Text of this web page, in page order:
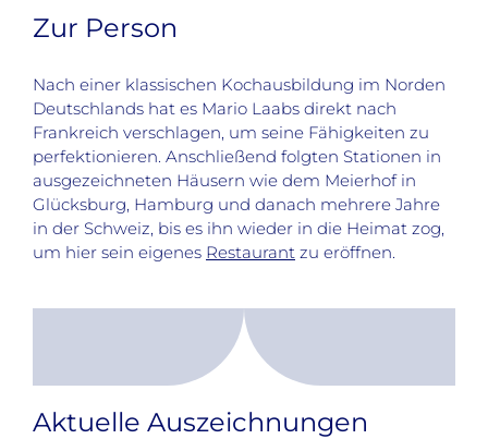
Zur Person
Nach einer klassischen Kochausbildung im Norden
Deutschlands hat es Mario Laabs direkt nach
Frankreich verschlagen, um seine Fähigkeiten zu
perfektionieren. Anschließend folgten Stationen in
ausgezeichneten Häusern wie dem Meierhof in
Glücksburg, Hamburg und danach mehrere Jahre
in der Schweiz, bis es ihn wieder in die Heimat zog,
um hier sein eigenes Restaurant zu eröffnen.
Aktuelle Auszeichnungen